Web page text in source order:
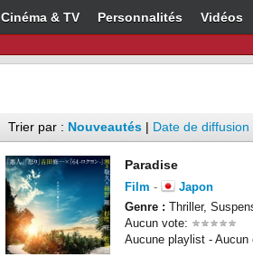
Cinéma & TV Personnalités Vidéos
Trier par : Nouveautés | Date de diffusion
Paradise
Film -
Japon
Genre : Thriller,
Aucun vote:
Aucune playlist - Aucun